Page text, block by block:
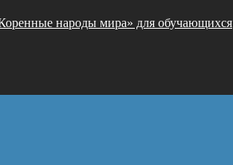
народы мира» для обучающихся